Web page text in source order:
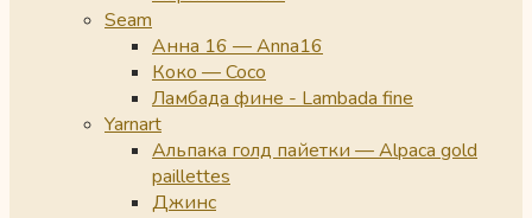
Seam
Анна 16 — Anna16
Коко — Coco
Ламбада фине - Lambada fine
Yarnart
Альпака голд пайетки — Alpaca gold
paillettes
Джинс